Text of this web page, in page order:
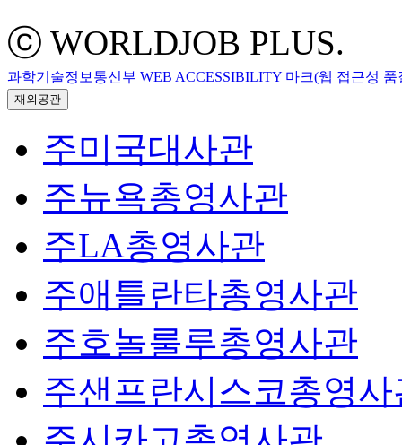
ⓒ WORLDJOB PLUS.
과학기술정보통신부 WEB ACCESSIBILITY 마크(웹 접근성 품
재외공관
주미국대사관
주뉴욕총영사관
주LA총영사관
주애틀란타총영사관
주호놀룰루총영사관
주샌프란시스코총영사